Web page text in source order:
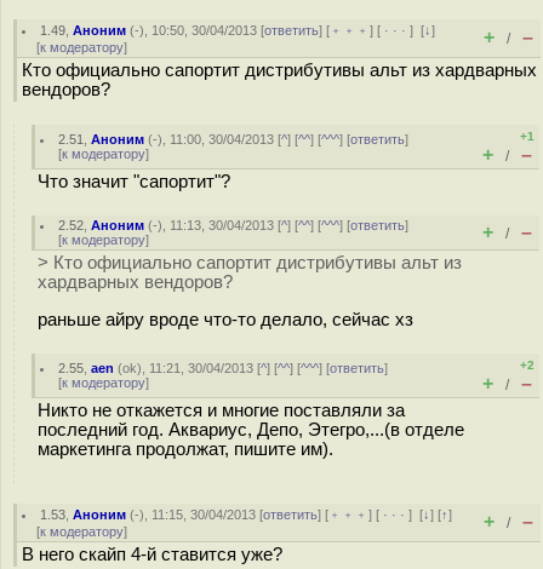
1.49 ,Аноним (-), 10:50, 30/04/2013 [ответить] [ ﹢﹢﹢] [ · · ·][↓]
[к модератору] + / –
Кто официально сапортит дистрибутивы альт из хардварных
вендоров?
2.51 ,Аноним (-), 11:00, 30/04/2013 [^] [^^] [^^^] [ответить]
[к модератору]
+1
+ / –
Что значит "сапортит"?
2.52 ,Аноним (-), 11:13, 30/04/2013 [^] [^^] [^^^] [ответить]
[к модератору] + / –
> Кто официально сапортит дистрибутивы альт из
хардварных вендоров?
раньше айру вроде что-то делало, сейчас хз
2.55 ,aen (ok), 11:21, 30/04/2013 [^] [^^] [^^^] [ответить]
[к модератору]
+2
+ / –
Никто не откажется и многие поставляли за
последний год. Аквариус, Депо, Этегро,...(в отделе
маркетинга продолжат, пишите им).
1.53 ,Аноним (-), 11:15, 30/04/2013 [ответить] [ ﹢﹢﹢] [ · · ·][↓] [↑]
[к модератору] + / –
В него скайп 4-й ставится уже?